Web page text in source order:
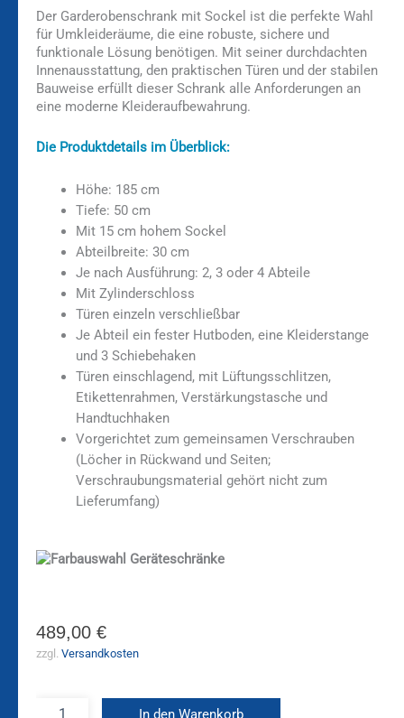
Der Garderobenschrank mit Sockel ist die perfekte Wahl
für Umkleideräume, die eine robuste, sichere und
funktionale Lösung benötigen. Mit seiner durchdachten
Innenausstattung, den praktischen Türen und der stabilen
Bauweise erfüllt dieser Schrank alle Anforderungen an
eine moderne Kleideraufbewahrung.
Die Produktdetails im Überblick:
Höhe: 185 cm
Tiefe: 50 cm
Mit 15 cm hohem Sockel
Abteilbreite: 30 cm
Je nach Ausführung: 2, 3 oder 4 Abteile
Mit Zylinderschloss
Türen einzeln verschließbar
Je Abteil ein fester Hutboden, eine Kleiderstange
und 3 Schiebehaken
Türen einschlagend, mit Lüftungsschlitzen,
Etikettenrahmen, Verstärkungstasche und
Handtuchhaken
Vorgerichtet zum gemeinsamen Verschrauben
(Löcher in Rückwand und Seiten;
Verschraubungsmaterial gehört nicht zum
Lieferumfang)
489,00 €
zzgl. Versandkosten
In den Warenkorb